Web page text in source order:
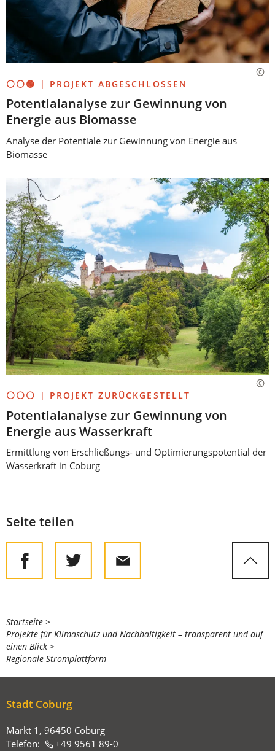
⚪⚪🟢 | PROJEKT ABGESCHLOSSEN
Potentialanalyse zur Gewinnung von
Energie aus Biomasse
Analyse der Potentiale zur Gewinnung von Energie aus
Biomasse
⚪⚪⚪ | PROJEKT ZURÜCKGESTELLT
Potentialanalyse zur Gewinnung von
Energie aus Wasserkraft
Ermittlung von Erschließungs- und Optimierungspotential der
Wasserkraft in Coburg
Seite teilen
Sie
befinden
sich
hier:
Startseite
Projekte für Klimaschutz und Nachhaltigkeit – transparent und auf
einen Blick
Regionale Stromplattform
Stadt Coburg
Markt 1, 96450 Coburg
Telefon:
+49 9561 89-0